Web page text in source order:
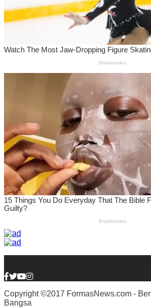
Copyright ©2017 FormasNews.com -
Bangsa